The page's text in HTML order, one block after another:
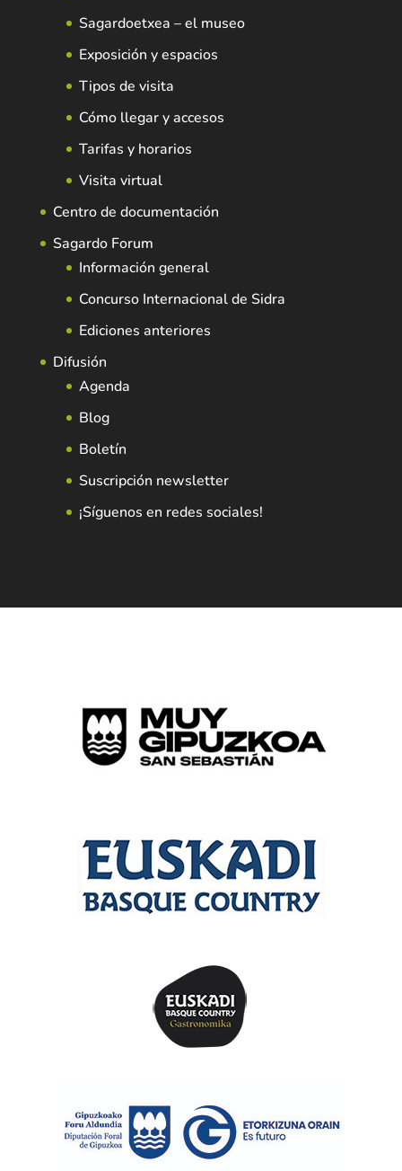
Sagardoetxea – el museo
Exposición y espacios
Tipos de visita
Cómo llegar y accesos
Tarifas y horarios
Visita virtual
Centro de documentación
Sagardo Forum
Información general
Concurso Internacional de Sidra
Ediciones anteriores
Difusión
Agenda
Blog
Boletín
Suscripción newsletter
¡Síguenos en redes sociales!